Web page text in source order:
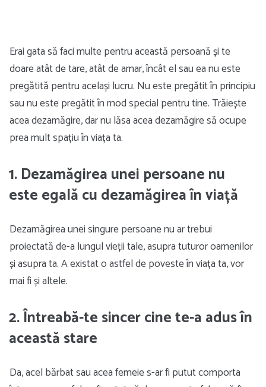
Erai gata să faci multe pentru această persoană și te
doare atât de tare, atât de amar, încât el sau ea nu este
pregătită pentru același lucru. Nu este pregătit în principiu
sau nu este pregătit în mod special pentru tine. Trăiește
acea dezamăgire, dar nu lăsa acea dezamăgire să ocupe
prea mult spațiu în viața ta.
1. Dezamăgirea unei persoane nu
este egală cu dezamăgirea în viață
Dezamăgirea unei singure persoane nu ar trebui
proiectată de-a lungul vieții tale, asupra tuturor oamenilor
și asupra ta. A existat o astfel de poveste în viața ta, vor
mai fi și altele.
2. Întreabă-te sincer cine te-a adus în
această stare
Da, acel bărbat sau acea femeie s-ar fi putut comporta